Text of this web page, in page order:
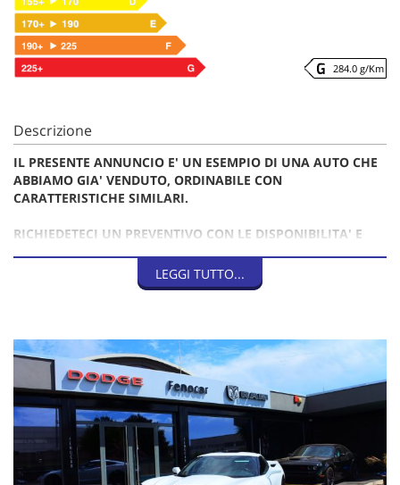
284.0 g/Km
Descrizione
IL PRESENTE ANNUNCIO E' UN ESEMPIO DI UNA AUTO CHE
ABBIAMO GIA' VENDUTO, ORDINABILE CON
CARATTERISTICHE SIMILARI.
RICHIEDETECI UN PREVENTIVO CON LE DISPONIBILITA' E
GARANZIA LEGALE DI CONFORMITA' 12 MESI
CORVETTE C7 STINGRAY AUT.
Allestimento STINGRAY
Colore esterno: Bianco pastello
Interni: Pelle Rossa
LEGGI TUTTO...